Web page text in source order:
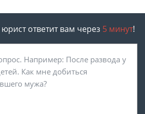
ответит вам через 5 минут!